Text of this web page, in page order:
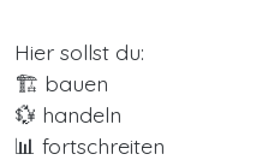
Hier sollst du:
🏗️ bauen
💱 handeln
📊 fortschreiten